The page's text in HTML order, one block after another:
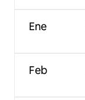
Ene
Feb